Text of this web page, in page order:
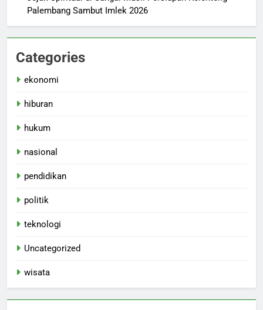
Palembang Sambut Imlek 2026
Categories
ekonomi
hiburan
hukum
nasional
pendidikan
politik
teknologi
Uncategorized
wisata